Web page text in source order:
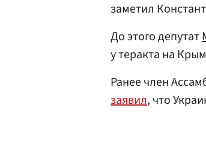
заметил
До этого депутат
у теракта на
Ранее член
заявил, что